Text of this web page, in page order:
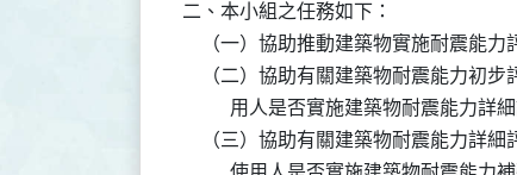
二、本小組之任務如下：
（一）協助推動建築物實施耐震能
（二）協助有關建築物耐震能力初
用人是否實施建築物耐震能力詳
（三）協助有關建築物耐震能力詳